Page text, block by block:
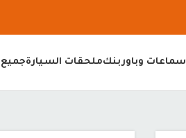
سماعات وباوربنكملحقات السيارةجميع